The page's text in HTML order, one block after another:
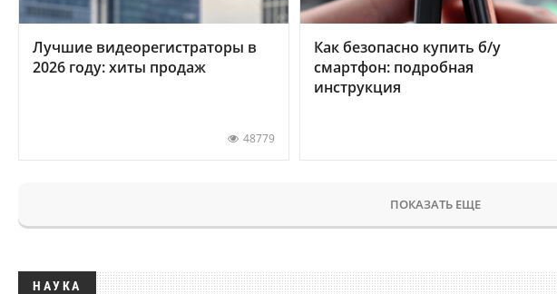
Лучшие видеорегистраторы в
2026 году: хиты продаж
48779
Как безопасно купить б/у
смартфон: подробная
инструкция
ПОКАЗАТЬ ЕЩЕ
НАУКА